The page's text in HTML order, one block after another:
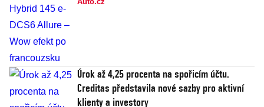
Úrok až 4,25 procenta na spořicím účtu.
Creditas představila nové sazby pro aktivní
klienty a investory